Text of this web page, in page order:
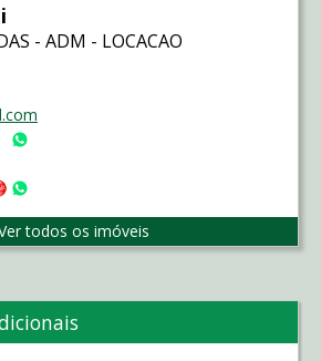
- ADM - LOCACAO
Tim
Claro
todos os imóveis